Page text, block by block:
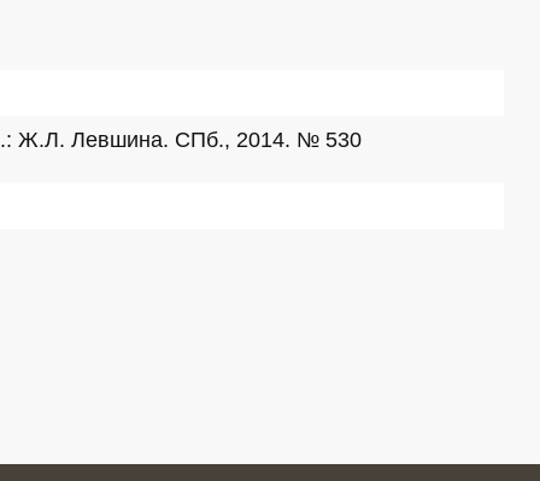
Ж.Л. Левшина. СПб., 2014. № 530